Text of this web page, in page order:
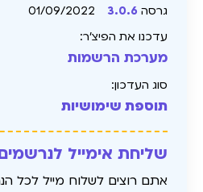
גרסה 3.0.6
01/09/2022
עדכנו את הפיצ׳ר:
מערכת הרשמות
סוג העדכון:
תוספת שימושיות
שליחת אימייל
אתם רוצים לשלוח מייל לכל